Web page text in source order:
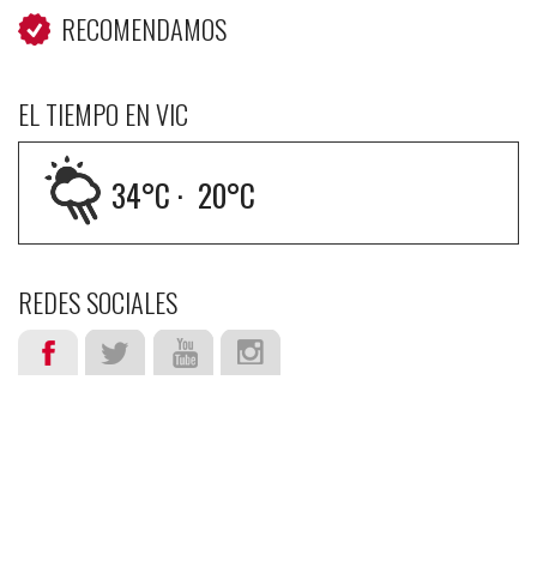
RECOMENDAMOS
EL TIEMPO EN VIC
34°C · 20°C
REDES SOCIALES